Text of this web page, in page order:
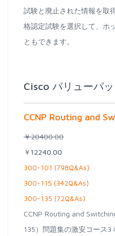
試験と廃止された情報を取
格認定試験を選択して、ホ
ともできます。
Cisco バリューパッ
CCNP Routing and
￥20400.00
￥12240.00
300-101 (798Q&As)
300-115 (342Q&As)
300-135 (72Q&As)
CCNP Routing and
135）問題集の激安コース